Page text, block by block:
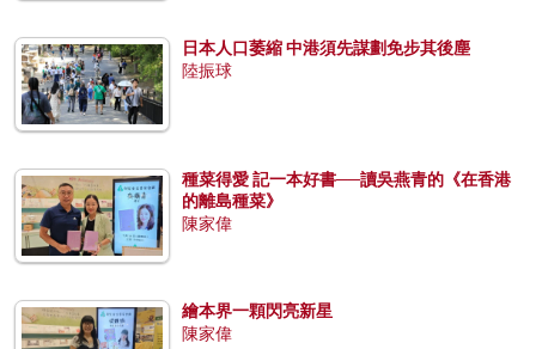
日本人口萎縮 中港須先謀劃免步其後塵
陸振球
種菜得愛 記一本好書──讀吳燕青的《在香港
的離島種菜》
陳家偉
繪本界一顆閃亮新星
陳家偉